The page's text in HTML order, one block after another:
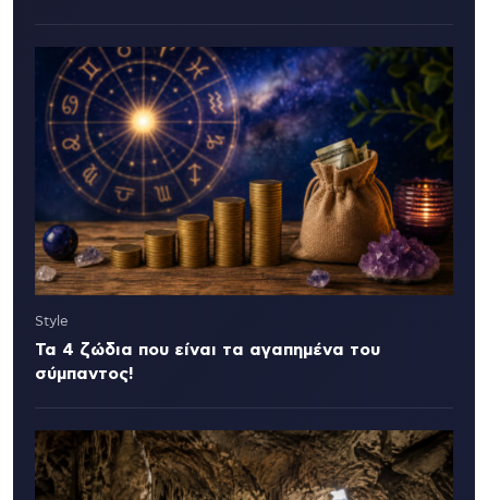
Style
Τα 4 ζώδια που είναι τα αγαπημένα του
σύμπαντος!